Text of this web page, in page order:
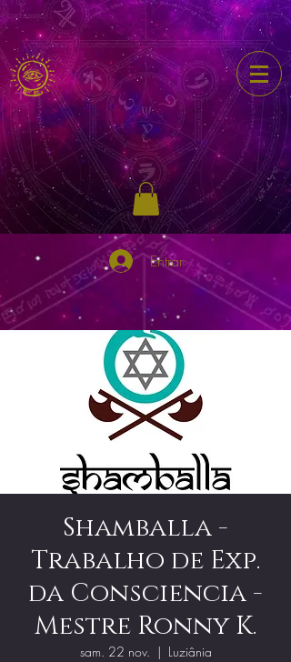
Entrar
Shamballa -
Trabalho de Exp.
da Consciencia -
Mestre Ronny K.
sam. 22 nov.
  |
Luziânia